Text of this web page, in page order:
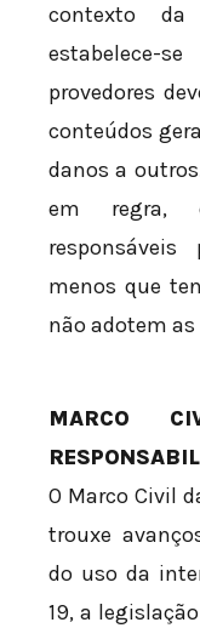
contexto da
estabelece-
provedores
conteúdos
danos a
em regra,
menos que
não adotem
MARCO
O Marco Civil
trouxe
do uso da
19, a